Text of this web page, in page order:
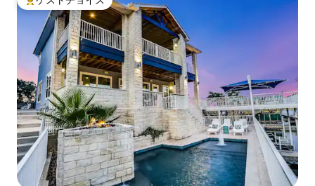
大好評のゲストチョイスです。